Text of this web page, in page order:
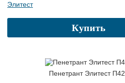
Элитест
Купить
Пенетрант Элитест